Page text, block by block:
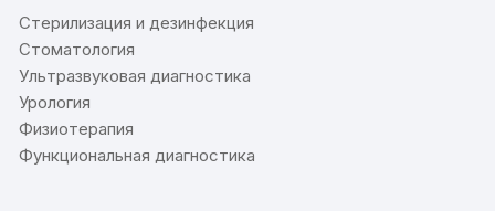
Стерилизация и дезинфекция
Стоматология
Ультразвуковая диагностика
Урология
Физиотерапия
Функциональная диагностика